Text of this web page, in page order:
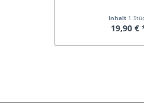
Inhalt 1
19,90 €